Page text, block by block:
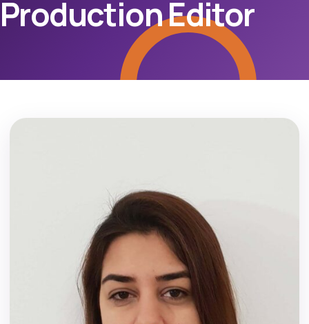
Production Editor